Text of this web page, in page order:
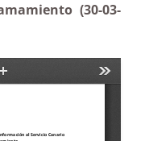
(30-03-